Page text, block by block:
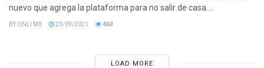
nuevo que agrega la plataforma para no salir de casa....
BY ONLI MX 23/09/2021 460
LOAD MORE